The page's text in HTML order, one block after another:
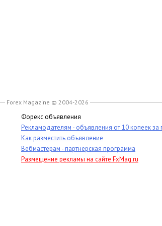
Forex Magazine © 2004-2026
Форекс объявления
Рекламодателям - объявления от 10 копеек за
Как разместить объявление
Вебмастерам - партнерская программа
Размещение рекламы на сайте FxMag.ru